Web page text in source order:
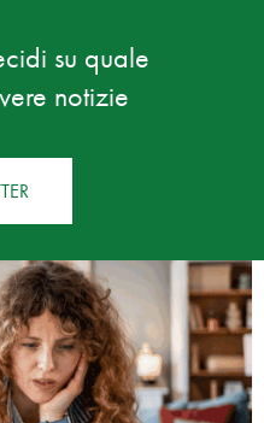
su quale
notizie